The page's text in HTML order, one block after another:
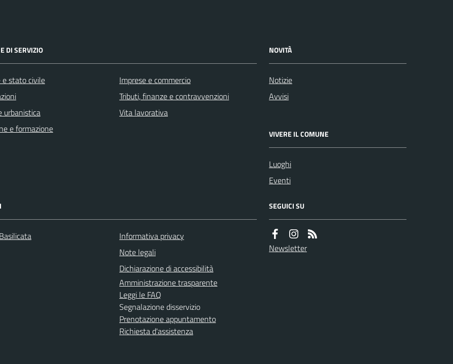
DI SERVIZIO
e stato civile
urbanistica
e formazione
Imprese e commercio
Tributi, finanze e contravvenzioni
Vita lavorativa
NOVITÀ
Notizie
Avvisi
VIVERE IL COMUNE
Luoghi
Eventi
Informativa privacy
Note legali
Dichiarazione di accessibilità
Amministrazione trasparente
Leggi le FAQ
Segnalazione disservizio
Prenotazione appuntamento
Richiesta d'assistenza
SEGUICI SU
Newsletter